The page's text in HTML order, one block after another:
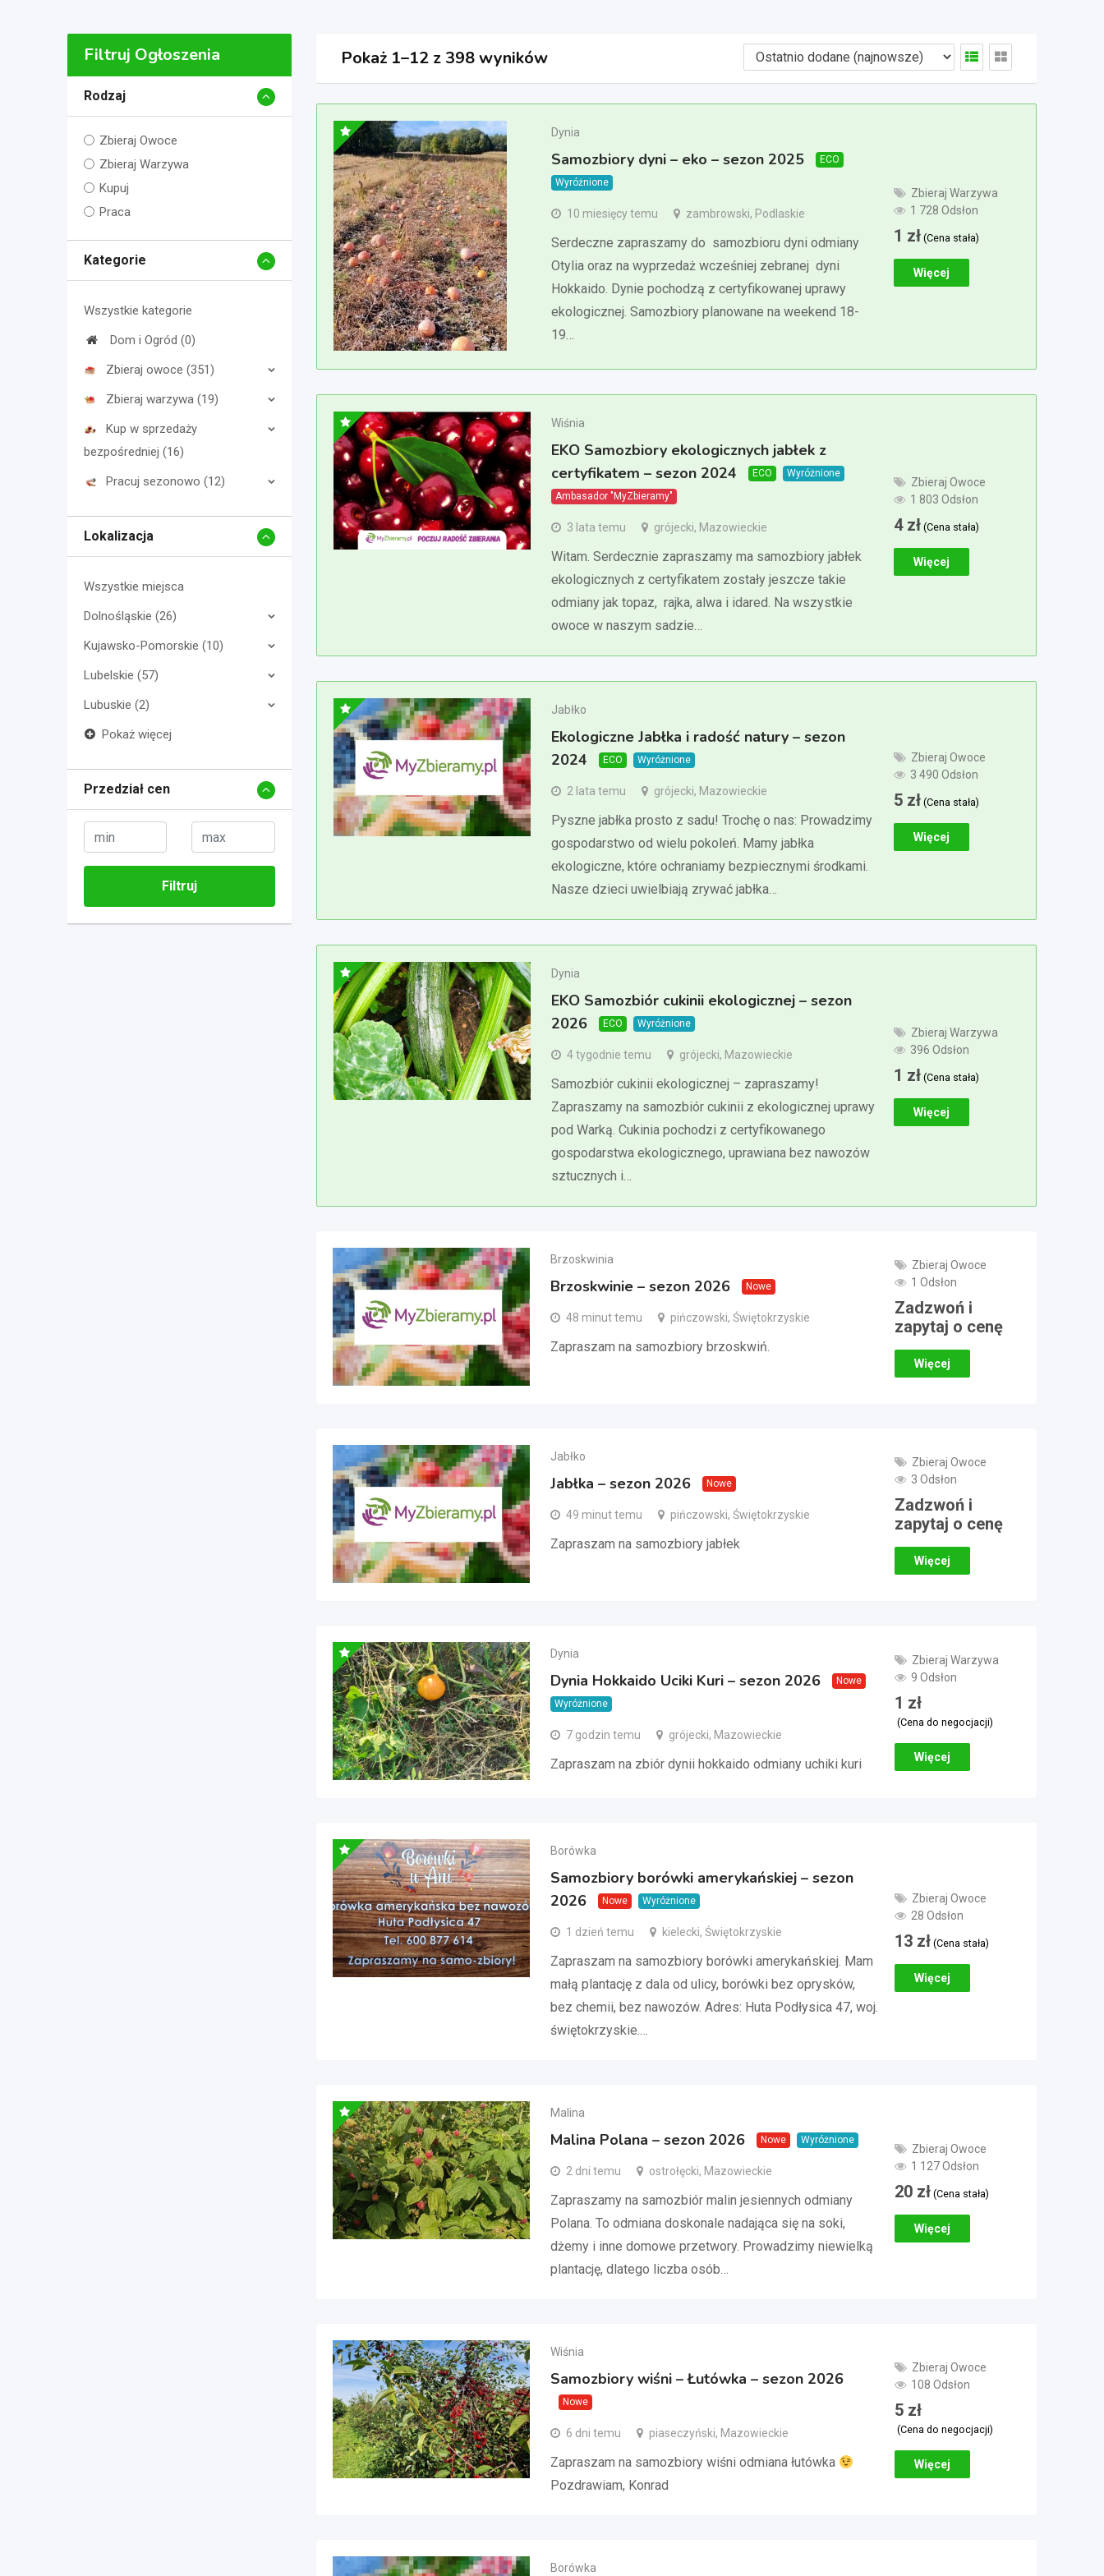
Filtruj Ogłoszenia
Rodzaj
Zbieraj Owoce
Zbieraj Warzywa
Kupuj
Praca
Kategorie
Wszystkie kategorie
Dom i Ogród (0)
Zbieraj owoce (351)
Zbieraj warzywa (19)
Kup w sprzedaży
bezpośredniej (16)
Pracuj sezonowo (12)
Lokalizacja
Wszystkie miejsca
Dolnośląskie (26)
Kujawsko-Pomorskie (10)
Lubelskie (57)
Lubuskie (2)
Pokaż więcej
Przedział cen
Filtruj
Pokaż 1–12 z 398 wyników
Dynia
Samozbiory dyni – eko – sezon 2025
ECO
Wyróżnione
10 miesięcy temu zambrowski, Podlaskie
Serdeczne zapraszamy do samozbioru dyni odmiany
Otylia oraz na wyprzedaż wcześniej zebranej dyni
Hokkaido. Dynie pochodzą z certyfikowanej uprawy
ekologicznej. Samozbiory planowane na weekend 18-
19…
Zbieraj Warzywa
1 728 Odsłon
1 zł (Cena stała)
Więcej
Wiśnia
EKO Samozbiory ekologicznych jabłek z
certyfikatem – sezon 2024
ECO
Wyróżnione
Ambasador "MyZbieramy"
3 lata temu grójecki, Mazowieckie
Witam. Serdecznie zapraszamy ma samozbiory jabłek
ekologicznych z certyfikatem zostały jeszcze takie
odmiany jak topaz, rajka, alwa i idared. Na wszystkie
owoce w naszym sadzie…
Zbieraj Owoce
1 803 Odsłon
4 zł (Cena stała)
Więcej
Jabłko
Ekologiczne Jabłka i radość natury – sezon
2024
ECO Wyróżnione
2 lata temu grójecki, Mazowieckie
Pyszne jabłka prosto z sadu! Trochę o nas: Prowadzimy
gospodarstwo od wielu pokoleń. Mamy jabłka
ekologiczne, które ochraniamy bezpiecznymi środkami.
Nasze dzieci uwielbiają zrywać jabłka…
Zbieraj Owoce
3 490 Odsłon
5 zł (Cena stała)
Więcej
Dynia
EKO Samozbiór cukinii ekologicznej – sezon
2026
ECO Wyróżnione
4 tygodnie temu grójecki, Mazowieckie
Samozbiór cukinii ekologicznej – zapraszamy!
Zapraszamy na samozbiór cukinii z ekologicznej uprawy
pod Warką. Cukinia pochodzi z certyfikowanego
gospodarstwa ekologicznego, uprawiana bez nawozów
sztucznych i…
Zbieraj Warzywa
396 Odsłon
1 zł (Cena stała)
Więcej
Brzoskwinia
Brzoskwinie – sezon 2026 Nowe
48 minut temu pińczowski, Świętokrzyskie
Zapraszam na samozbiory brzoskwiń.
Zbieraj Owoce
1 Odsłon
Zadzwoń i
zapytaj o cenę
Więcej
Jabłko
Jabłka – sezon 2026 Nowe
49 minut temu pińczowski, Świętokrzyskie
Zapraszam na samozbiory jabłek
Zbieraj Owoce
3 Odsłon
Zadzwoń i
zapytaj o cenę
Więcej
Dynia
Dynia Hokkaido Uciki Kuri – sezon 2026
Nowe
Wyróżnione
7 godzin temu grójecki, Mazowieckie
Zapraszam na zbiór dynii hokkaido odmiany uchiki kuri
Zbieraj Warzywa
9 Odsłon
1 zł
(Cena do negocjacji)
Więcej
Borówka
Samozbiory borówki amerykańskiej – sezon
2026
Nowe Wyróżnione
1 dzień temu kielecki, Świętokrzyskie
Zapraszam na samozbiory borówki amerykańskiej. Mam
małą plantację z dala od ulicy, borówki bez oprysków,
bez chemii, bez nawozów. Adres: Huta Podłysica 47, woj.
świętokrzyskie.…
Zbieraj Owoce
28 Odsłon
13 zł (Cena stała)
Więcej
Malina
Malina Polana – sezon 2026 Nowe Wyróżnione
2 dni temu ostrołęcki, Mazowieckie
Zapraszamy na samozbiór malin jesiennych odmiany
Polana. To odmiana doskonale nadająca się na soki,
dżemy i inne domowe przetwory. Prowadzimy niewielką
plantację, dlatego liczba osób…
Zbieraj Owoce
1 127 Odsłon
20 zł (Cena stała)
Więcej
Wiśnia
Samozbiory wiśni – Łutówka – sezon 2026
Nowe
6 dni temu piaseczyński, Mazowieckie
Zapraszam na samozbiory wiśni odmiana łutówka
Pozdrawiam, Konrad
Zbieraj Owoce
108 Odsłon
5 zł
(Cena do negocjacji)
Więcej
Borówka